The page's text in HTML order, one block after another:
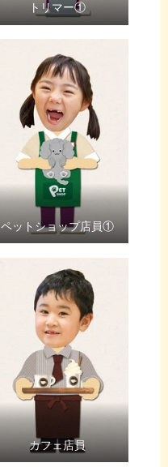
トリマー①
ペットショップ店員①
カフェ店員